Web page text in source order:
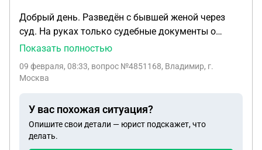
Добрый день. Разведён с бывшей женой через
суд. На руках только судебные документы о
разводе, развелись в 2016г. Штам о разводе у
брака не имею. На данный момент прохожу
ЗАГСа,только свой паспорт и судебные решение о
расторжении брака? Заранее благодарю вас за
ответ. С уважением Владимир.
Показать полностью
09 февраля, 08:33, вопрос №4851168, Владимир, г.
Москва
У вас похожая ситуация?
Опишите свои детали — юрист подскажет, что
делать.